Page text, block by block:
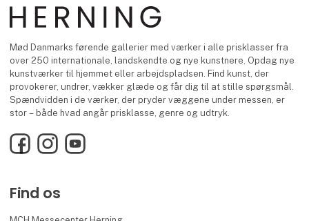
Mød Danmarks førende gallerier med værker i alle prisklasser fra
over 250 internationale, landskendte og nye kunstnere. Opdag nye
kunstværker til hjemmet eller arbejdspladsen. Find kunst, der
provokerer, undrer, vækker glæde og får dig til at stille spørgsmål.
Spændvidden i de værker, der pryder væggene under messen, er
stor – både hvad angår prisklasse, genre og udtryk.
FacebookInstagramYouTube
Find os